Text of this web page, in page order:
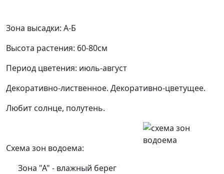
Зона высадки: А-Б
Высота растения: 60-80см
Период цветения: июль-август
Декоративно-лиственное. Декоративно-цветущее.
Любит солнце, полутень.
Схема зон водоема:
Зона "А" - влажный берег